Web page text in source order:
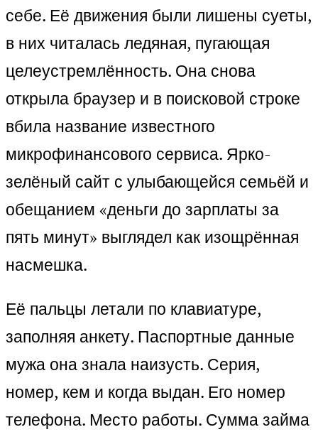
себе. Её движения были лишены суеты,
в них читалась ледяная, пугающая
целеустремлённость. Она снова
открыла браузер и в поисковой строке
вбила название известного
микрофинансового сервиса. Ярко-
зелёный сайт с улыбающейся семьёй и
обещанием «деньги до зарплаты за
пять минут» выглядел как изощрённая
насмешка.
Её пальцы летали по клавиатуре,
заполняя анкету. Паспортные данные
мужа она знала наизусть. Серия,
номер, кем и когда выдан. Его номер
телефона. Место работы. Сумма займа